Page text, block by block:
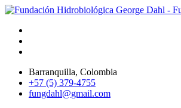
Barranquilla, Colombia
+57 (5) 379-4755
fungdahl@gmail.com